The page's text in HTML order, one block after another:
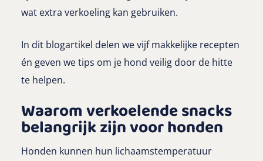
wat extra verkoeling kan gebruiken.
In dit blogartikel delen we vijf makkelijke recepten
én geven we tips om je hond veilig door de hitte
te helpen.
Waarom verkoelende snacks
belangrijk zijn voor honden
Honden kunnen hun lichaamstemperatuur